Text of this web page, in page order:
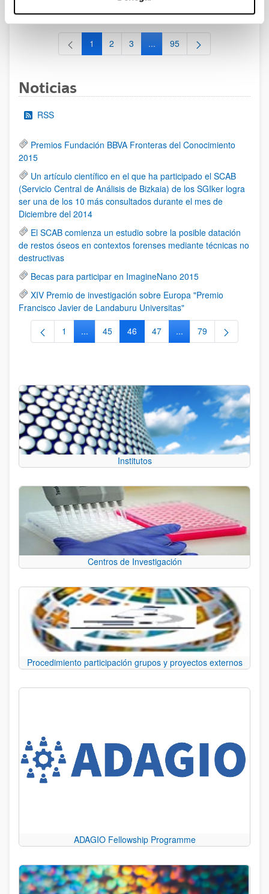
al 30/07/2026 (ambos incluídos)
Página
1 Página
2 Página
3 ...Páginas intermedias Use TAB
Página
95
Noticias
RSS
Premios Fundación BBVA Fronteras del Conocimiento
2015
Un artículo científico en el que ha participado el SCAB
(Servicio Central de Análisis de Bizkaia) de los SGIker logra
ser una de los 10 más consultados durante el mes de
Diciembre del 2014
El SCAB comienza un estudio sobre la posible datación
de restos óseos en contextos forenses mediante técnicas no
destructivas
Becas para participar en ImagineNano 2015
XIV Premio de investigación sobre Europa "Premio
Francisco Javier de Landaburu Universitas"
Página
1 ...Páginas intermedias Use TAB para desplazarse.
Página
45 Página
46 Página
47 ...Páginas intermedias
Página
79
Institutos
Centros de Investigación
Procedimiento participación grupos y proyectos externos
ADAGIO Fellowship Programme